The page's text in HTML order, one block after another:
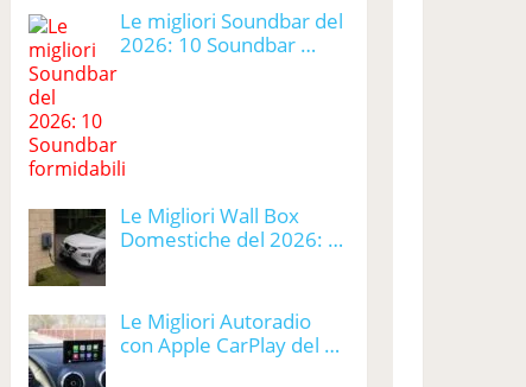
Le migliori Soundbar del
2026: 10 Soundbar …
Le Migliori Wall Box
Domestiche del 2026: …
Le Migliori Autoradio
con Apple CarPlay del …